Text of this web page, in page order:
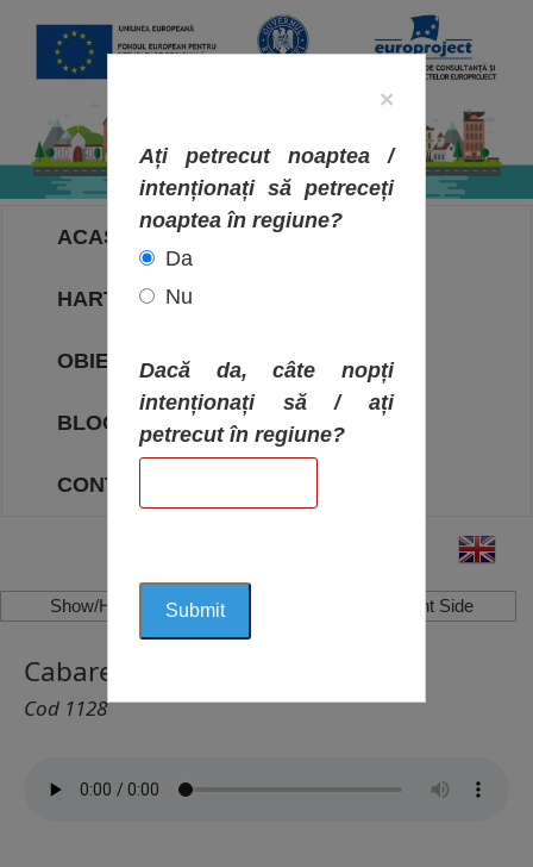
ACASA
HARTA OBIECTIVELOR
OBIECTIVE
BLOG
CONTACT
Show/Hide Left Side Show/Hide Right Side
Cabaret Britania, Constanța
Cod 1128
×
Ați petrecut noaptea /
intenționați să petreceți
noaptea în regiune?
Da
Nu
Dacă da, câte nopți
intenționați să / ați
petrecut în regiune?